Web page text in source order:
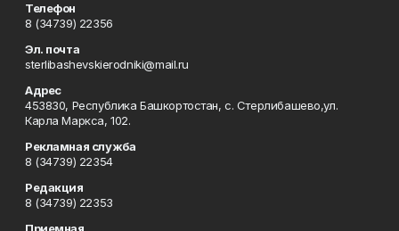
Телефон
8 (34739) 22356
Эл. почта
sterlibashevskierodniki@mail.ru
Адрес
453830, Республика Башкортостан, c. Стерлибашево,ул.
Карла Маркса, 102.
Рекламная служба
8 (34739) 22354
Редакция
8 (34739) 22353